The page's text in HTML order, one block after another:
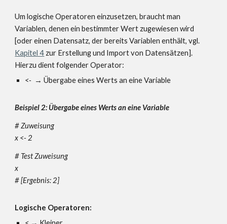
Um logische Operatoren einzusetzen, braucht man
Variablen, denen ein bestimmter Wert zugewiesenwird
[oder einen Datensatz, der bereits Variablen enthält, vgl.
Kapitel 4 zur Erstellung und Import von Datensätzen].
Hierzu dient folgender Operator:
<- → Übergabe eines Werts an eine Variable
Beispiel 2: Übergabe eines Werts an eine Variable
# Zuweisung
x <- 2
# Test Zuweisung
x
# [Ergebnis: 2]
Logische Operatoren: